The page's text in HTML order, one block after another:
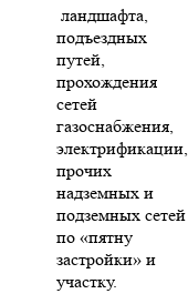
ландшафта,
подъездных
путей,
прохождения
сетей
газоснабжения,
электрификации,
прочих
надземных и
подземных сетей
по «пятну
застройки» и
участку.